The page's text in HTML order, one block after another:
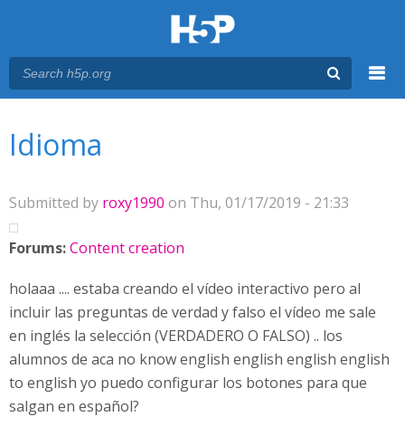
Idioma
Submitted by roxy1990 on Thu, 01/17/2019 - 21:33
Forums:Content creation
holaaa .... estaba creando el vídeo interactivo pero al
incluir las preguntas de verdad y falso el vídeo me sale
en inglés la selección (VERDADERO O FALSO) .. los
alumnos de aca no know english english english english
to english yo puedo configurar los botones para que
salgan en español?